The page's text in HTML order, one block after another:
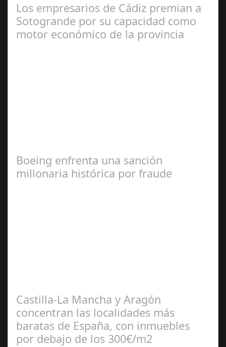
Los empresarios de Cádiz premian a
Sotogrande por su capacidad como
motor económico de la provincia
Boeing enfrenta una sanción
millonaria histórica por fraude
Castilla-La Mancha y Aragón
concentran las localidades más
baratas de España, con inmuebles
por debajo de los 300€/m2